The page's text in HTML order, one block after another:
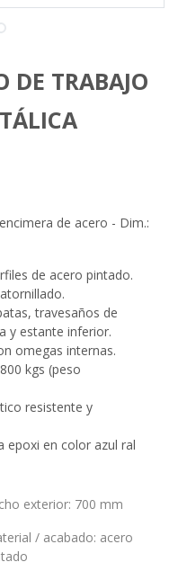
DE TRABAJO
de acero - Dim.:
de acero pintado.
travesaños de
y estante inferior.
omegas internas.
kgs (peso
resistente y
epoxi en color azul ral
exterior: 700 mm
/ acabado: acero